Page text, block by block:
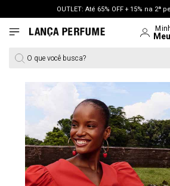
OUTLET: Até 65% OFF + 15% na 2ª
O que você busca?